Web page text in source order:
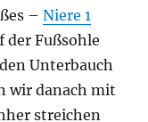
–Niere 1
der Fußsohle
Unterbauch
wir danach mit
streichen